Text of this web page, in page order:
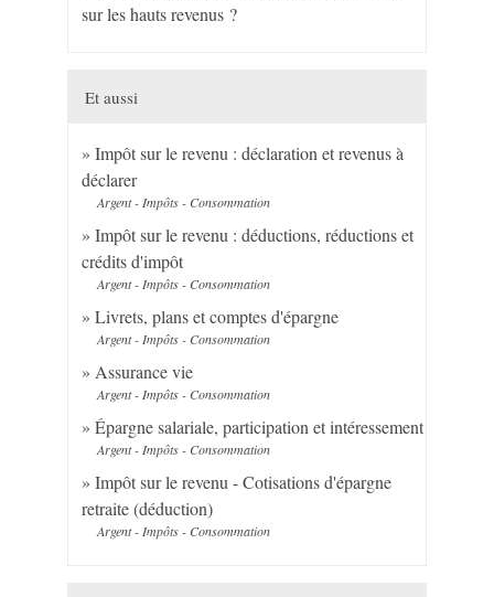
sur les hauts revenus ?
Et aussi
Impôt sur le revenu : déclaration et revenus à
déclarer
Argent - Impôts - Consommation
Impôt sur le revenu : déductions, réductions et
crédits d'impôt
Argent - Impôts - Consommation
Livrets, plans et comptes d'épargne
Argent - Impôts - Consommation
Assurance vie
Argent - Impôts - Consommation
Épargne salariale, participation et intéressement
Argent - Impôts - Consommation
Impôt sur le revenu - Cotisations d'épargne
retraite (déduction)
Argent - Impôts - Consommation